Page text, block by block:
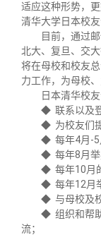
适应这种形势，
清华大学日本校友
目前，通过
北大、复旦、交
将在母校和校友
力工作，为母校
日本清华校
◆ 联系以及
◆ 为校友们
◆ 每年4月-5
◆ 每年8月举
◆ 每年10月
◆ 每年12月
◆ 与母校及
◆ 组织和帮
流；